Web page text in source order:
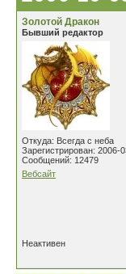
Золотой Дракон
Бывший редактор
Откуда: Всегда с неба
Зарегистрирован: 2006-
Сообщений: 12479
Вебсайт
Неактивен